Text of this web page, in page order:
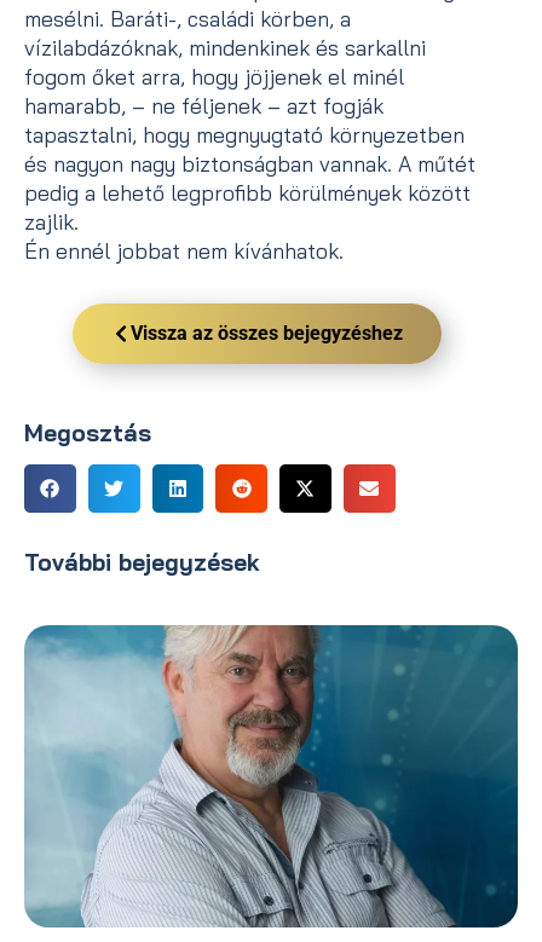
mesélni. Baráti-, családi körben, a
vízilabdázóknak, mindenkinek és sarkallni
fogom őket arra, hogy jöjjenek el minél
hamarabb, – ne féljenek – azt fogják
tapasztalni, hogy megnyugtató környezetben
és nagyon nagy biztonságban vannak. A műtét
pedig a lehető legprofibb körülmények között
zajlik.
Én ennél jobbat nem kívánhatok.
Vissza az összes bejegyzéshez
Megosztás
További bejegyzések